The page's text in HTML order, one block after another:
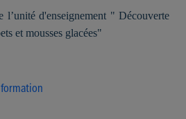
l’unité d'enseignement " Découverte
et mousses glacées"